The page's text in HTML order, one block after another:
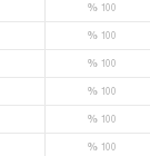
%100
%100
%100
%100
%100
%100